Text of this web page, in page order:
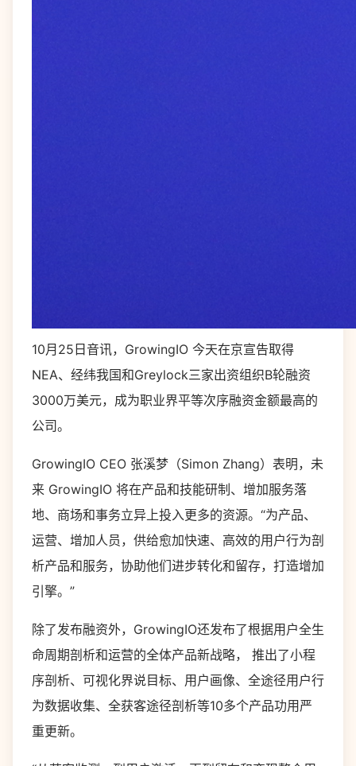
10月25日音讯，GrowingIO 今天在京宣告取得
NEA、经纬我国和Greylock三家出资组织B轮融资
3000万美元，成为职业界平等次序融资金额最高的
公司。
GrowingIO CEO 张溪梦（Simon Zhang）表明，未
来 GrowingIO 将在产品和技能研制、增加服务落
地、商场和事务立异上投入更多的资源。“为产品、
运营、增加人员，供给愈加快速、高效的用户行为剖
析产品和服务，协助他们进步转化和留存，打造增加
引擎。”
除了发布融资外，GrowingIO还发布了根据用户全生
命周期剖析和运营的全体产品新战略， 推出了小程
序剖析、可视化界说目标、用户画像、全途径用户行
为数据收集、全获客途径剖析等10多个产品功用严
重更新。